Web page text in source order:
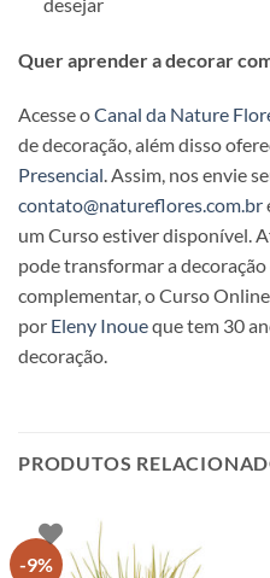
Quer aprender a decorar
Acesse oCanal da Nature
de decoração, além disso
Presencial. Assim, nos envie
contato@natureflores.com.br
um Curso estiver disponível.
pode transformar a
complementar, o Curso
por Eleny Inoueque tem 30
decoração.
PRODUTOS
-9%